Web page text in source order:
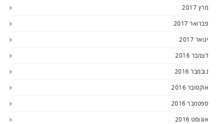
מרץ 2017
פברואר 2017
ינואר 2017
דצמבר 2016
נובמבר 2016
אוקטובר 2016
ספטמבר 2016
אוגוסט 2016